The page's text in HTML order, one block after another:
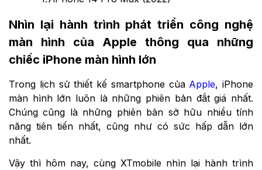
Nhìn lại hành trình phát triển công nghệ
màn hình của Apple thông qua những
chiếc iPhone màn hình lớn
Trong lịch sử thiết kế smartphone của Apple, iPhone
màn hình lớn luôn là những phiên bản đắt giá nhất.
Chúng cũng là những phiên bản sở hữu nhiều tính
năng tiên tiến nhất, cũng như có sức hấp dẫn lớn
nhất.
Vậy thì hôm nay, cùng XTmobile nhìn lại hành trình